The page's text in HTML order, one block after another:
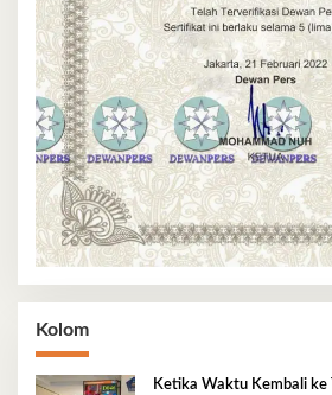
Kolom
Ketika Waktu Kembali ke